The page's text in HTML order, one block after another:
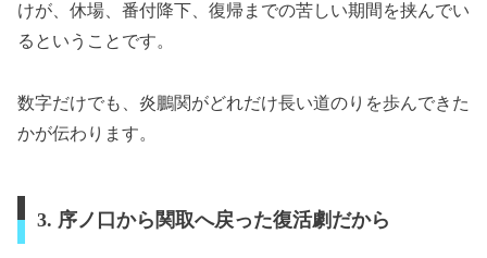
けが、休場、番付降下、復帰までの苦しい期間を挟んでい
るということです。
数字だけでも、炎鵬関がどれだけ長い道のりを歩んできた
かが伝わります。
3. 序ノ口から関取へ戻った復活劇だから